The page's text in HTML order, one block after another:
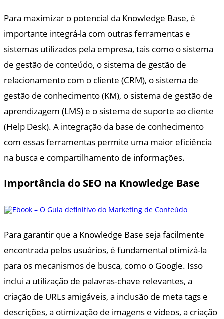
Para maximizar o potencial da Knowledge Base, é
importante integrá-la com outras ferramentas e
sistemas utilizados pela empresa, tais como o sistema
de gestão de conteúdo, o sistema de gestão de
relacionamento com o cliente (CRM), o sistema de
gestão de conhecimento (KM), o sistema de gestão de
aprendizagem (LMS) e o sistema de suporte ao cliente
(Help Desk). A integração da base de conhecimento
com essas ferramentas permite uma maior eficiência
na busca e compartilhamento de informações.
Importância do SEO na Knowledge Base
Para garantir que a Knowledge Base seja facilmente
encontrada pelos usuários, é fundamental otimizá-la
para os mecanismos de busca, como o Google. Isso
inclui a utilização de palavras-chave relevantes, a
criação de URLs amigáveis, a inclusão de meta tags e
descrições, a otimização de imagens e vídeos, a criação